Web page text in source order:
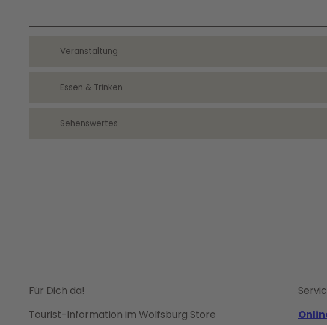
Veranstaltung
Essen & Trinken
Sehenswertes
Für Dich da!
Tourist-Information im Wolfsburg Store